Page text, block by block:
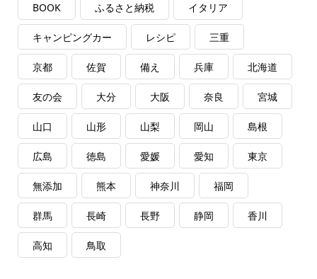
BOOK ふるさと納税 イタリア
キャンピングカー レシピ 三重
京都 佐賀 備え 兵庫 北海道
友の会 大分 大阪 奈良 宮城
山口 山形 山梨 岡山 島根
広島 徳島 愛媛 愛知 東京
無添加 熊本 神奈川 福岡
群馬 長崎 長野 静岡 香川
高知 鳥取